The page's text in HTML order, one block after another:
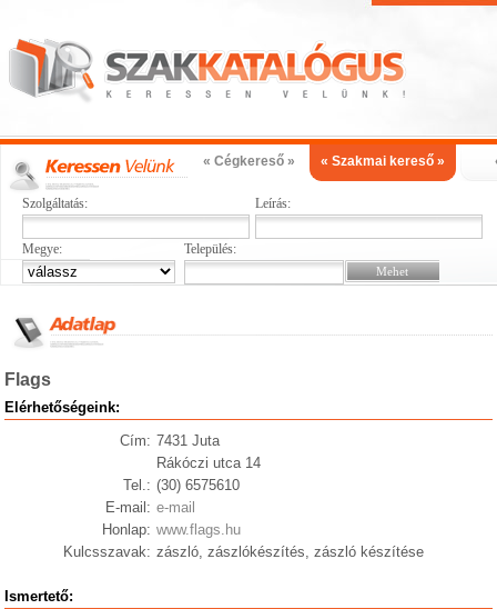
« Cégkereső » « Szakmai kereső »
Szolgáltatás: Leírás:
Megye: Település:
Flags
Elérhetőségeink:
Cím: 7431 Juta
Rákóczi utca 14
Tel.: (30) 6575610
E-mail: e-mail
Honlap: www.flags.hu
Kulcsszavak: zászló, zászlókészítés, zászló készítése
Ismertető: